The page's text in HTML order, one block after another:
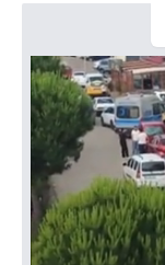
Yüklendi :
25.83%